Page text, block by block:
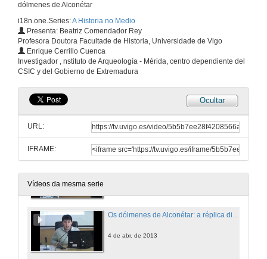
dólmenes de Alconétar
i18n.one.Series:A Historia no Medio
Presenta: Beatriz Comendador Rey
Profesora Doutora Facultade de Historia, Universidade de Vigo
Enrique Cerrillo Cuenca
Investigador , nstituto de Arqueología - Mérida, centro dependiente del
CSIC y del Gobierno de Extremadura
Ocultar
URL:
IFRAME:
Vídeos da mesma serie
Inauguración de "A Historia no Medio"
4 de abr. de 2013
Presentación de Enrique Cerrillo
Os dólmenes de Alconétar: a réplica dixital dunha paisaxe desaparecida
4 de abr. de 2013